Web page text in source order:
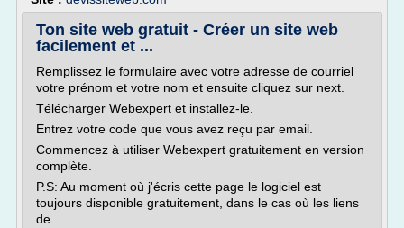
Ton site web gratuit - Créer un site web
facilement et ...
Remplissez le formulaire avec votre adresse de courriel
votre prénom et votre nom et ensuite cliquez sur next.
Télécharger Webexpert et installez-le.
Entrez votre code que vous avez reçu par email.
Commencez à utiliser Webexpert gratuitement en version
complète.
P.S: Au moment où j'écris cette page le logiciel est
toujours disponible gratuitement, dans le cas où les liens
de...